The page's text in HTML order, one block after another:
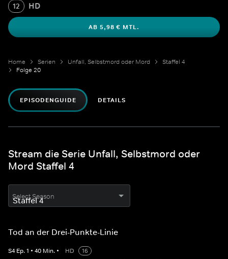
12 HD
AB 5,98 € MTL.
Home Serien Unfall, Selbstmord oder Mord
Staffel 4
Folge 20
EPISODENGUIDE DETAILS
Stream die Serie Unfall, Selbstmord oder
Mord Staffel 4
Select Season
Tod an der Drei-Punkte-Linie
S4 Ep.1 • 40 Min. • HD
16